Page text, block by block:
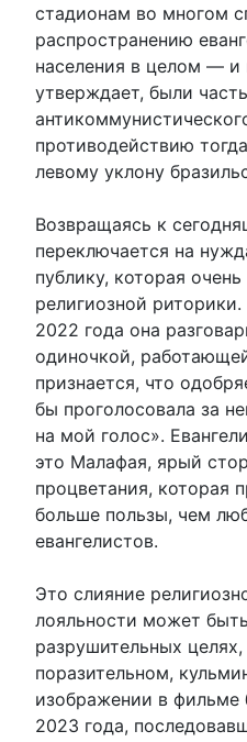
стадионам во многом
распространению
населения в целом — и
утверждает, были
противодействию
левому уклону
Возвращаясь к
переключается на
публику, которая
религиозной
2022 года она
одиночкой,
признается, что
бы проголосовала за
на мой голос».
это Малафая, ярый
процветания, которая
больше пользы, чем
евангелистов.
Это слияние
лояльности может
разрушительных
поразительном,
изображении в фильме
2023 года,